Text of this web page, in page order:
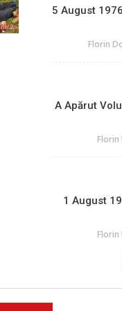
5 August
Florin
A Apărut
Florin
1 August
Florin